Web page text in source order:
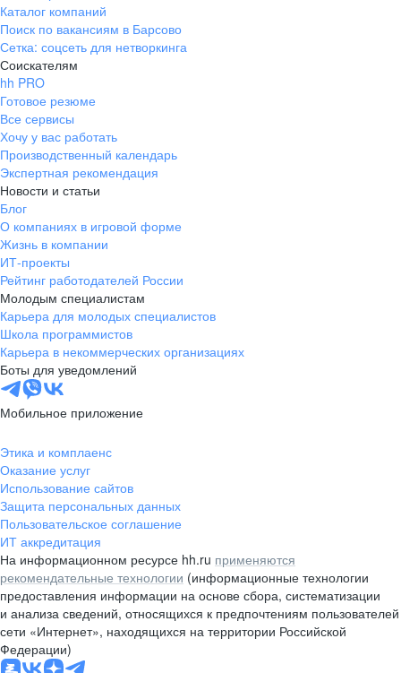
Каталог компаний
Поиск по вакансиям в Барсово
Сетка: соцсеть для нетворкинга
Соискателям
hh PRO
Готовое резюме
Все сервисы
Хочу у вас работать
Производственный календарь
Экспертная рекомендация
Новости и статьи
Блог
О компаниях в игровой форме
Жизнь в компании
ИТ-проекты
Рейтинг работодателей России
Молодым специалистам
Карьера для молодых специалистов
Школа программистов
Карьера в некоммерческих организациях
Боты для уведомлений
Мобильное приложение
Этика и комплаенс
Оказание услуг
Использование сайтов
Защита персональных данных
Пользовательское соглашение
ИТ аккредитация
На информационном ресурсе hh.ru применяются
рекомендательные технологии (информационные технологии
предоставления информации на основе сбора, систематизации
и анализа сведений, относящихся к предпочтениям пользователей
сети «Интернет», находящихся на территории Российской
Федерации)